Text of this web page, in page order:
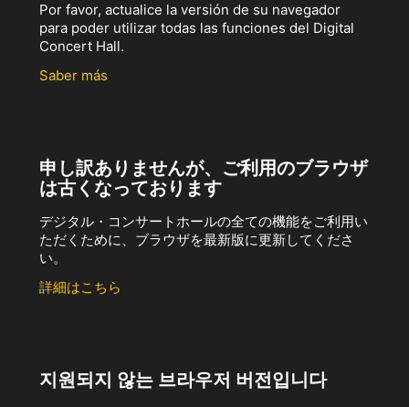
Por favor, actualice la versión de su navegador
para poder utilizar todas las funciones del Digital
Concert Hall.
Saber más
申し訳ありませんが、ご利用のブラウザ
は古くなっております
デジタル・コンサートホールの全ての機能をご利用い
ただくために、ブラウザを最新版に更新してくださ
い。
詳細はこちら
지원되지 않는 브라우저 버전입니다